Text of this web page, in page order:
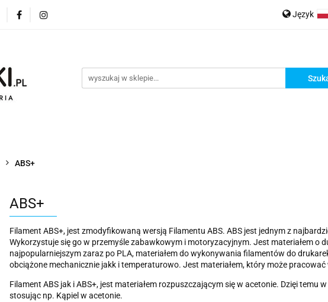
Język
German
Bestsellery Zamów
ABS+
ABS+
Filament ABS+, jest zmodyfikowaną wersją Filamentu ABS. ABS jest jednym z
Wykorzystuje się go w przemyśle zabawkowym i motoryzacyjnym. Jest materiałem o
najpopularniejszym zaraz po PLA, materiałem do wykonywania filamentów do
obciążone mechanicznie jakk i temperaturowo. Jest materiałem, który może pracować
Filament ABS jak i ABS+, jest materiałem rozpuszczającym się w acetonie. Dzięi temu
stosując np. Kąpiel w acetonie.